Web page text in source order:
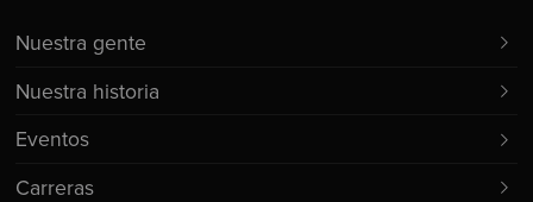
Nuestra gente
Nuestra historia
Eventos
Carreras